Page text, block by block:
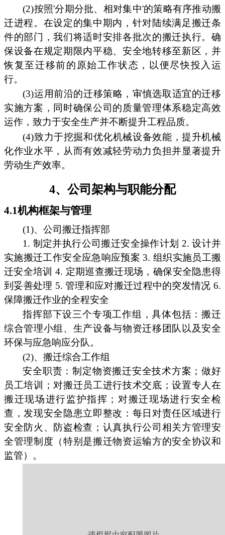
(2)按照'分期分批、相对集中'的策略有序推动搬
迁进程。在设定的集中期内，针对陆续满足搬迁条
件的部门，我们将适时安排各批次的搬迁执行。确
保设备在规定期限内平稳、安全地转移至新区，并
恢复至迁移前的原始工作状态，以便尽快投入运
行。
(3)运用前沿的迁移策略，审慎选取适宜的迁移
实施方案，同时确保公司的质量管理体系稳定高效
运作，致力于安全生产并不断提升工程品质。
(4)致力于挖掘和优化机械设备效能，提升机械
化作业水平，从而有效减轻劳动力负担并显著提升
劳动生产效率。
4、公司架构与职能分配
4.1机构框架与管理
(1)、公司搬迁指挥部
1. 制定并执行公司搬迁安全操作计划 2. 设计并
实施搬迁工作安全应急响应预案 3. 组织实施员工搬
迁安全培训 4. 定期巡查搬迁现场，确保安全隐患得
到妥善处理 5. 管理和应对搬迁过程中的突发情况 6.
保障搬迁作业的全程安全
指挥部下设三个专项工作组，具体包括：搬迁
综合管理小组、生产设备与物资迁移团队以及安全
环保与应急响应分队。
(2)、搬迁综合工作组
安全职责：制定物资搬迁安全技术方案；做好
员工培训；对搬迁员工进行技术交底；设置专人在
搬迁现场进行监护指挥；对搬迁现场进行安全检
查，发现安全隐患立即整改：每日对责任区域进行
安全防火、防盗检查；认真执行公司相关方管理安
全管理制度（特别是搬迁物资运输方的安全协议和
监管）。